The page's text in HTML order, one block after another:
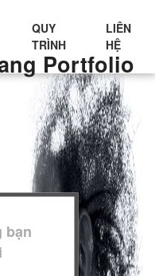
Portfolio
QUY
TRÌNH
LIÊN
HỆ
bạn